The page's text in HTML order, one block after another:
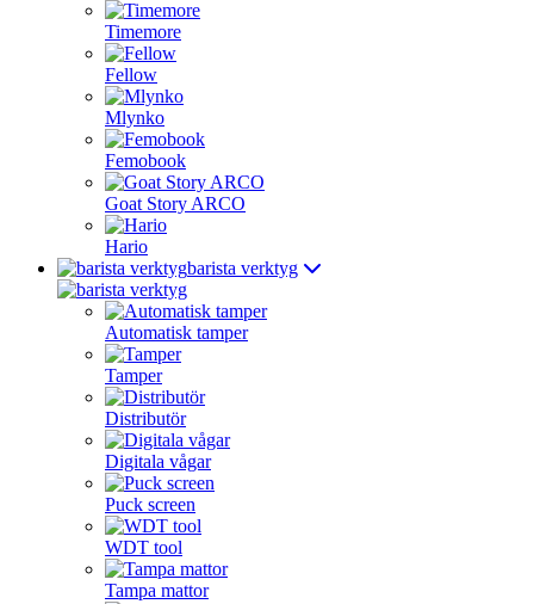
Timemore
Fellow
Mlynko
Femobook
Goat Story ARCO
Hario
barista verktyg
Automatisk tamper
Tamper
Distributör
Digitala vågar
Puck screen
WDT tool
Tampa mattor